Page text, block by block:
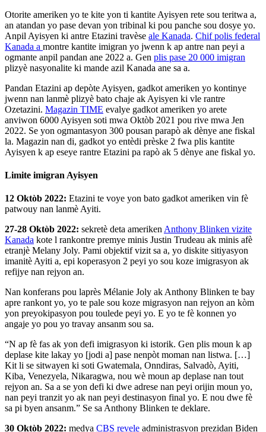
Otorite ameriken yo te kite yon ti kantite Ayisyen rete sou teritwa a,
an atandan yo pase devan yon tribinal ki pou panche sou dosye yo.
Anpil Ayisyen ki antre Etazini travèse ale Kanada. Chif polis federal
Kanada a montre kantite imigran yo jwenn k ap antre nan peyi a
ogmante anpil pandan ane 2022 a. Gen plis pase 20 000 imigran
plizyè nasyonalite ki mande azil Kanada ane sa a.
Pandan Etazini ap depòte Ayisyen, gadkot ameriken yo kontinye
jwenn nan lanmè plizyè bato chaje ak Ayisyen ki vle rantre
Ozetazini. Magazin TIME evalye gadkot ameriken yo arete
anviwon 6000 Ayisyen soti mwa Oktòb 2021 pou rive mwa Jen
2022. Se yon ogmantasyon 300 pousan parapò ak dènye ane fiskal
la. Magazin nan di, gadkot yo entèdi prèske 2 fwa plis kantite
Ayisyen k ap eseye rantre Etazini pa rapò ak 5 dènye ane fiskal yo.
Limite imigran Ayisyen
12 Oktòb 2022: Etazini te voye yon bato gadkot ameriken vin fè
patwouy nan lanmè Ayiti.
27-28 Oktòb 2022: sekretè deta ameriken Anthony Blinken vizite
Kanada kote l rankontre premye minis Justin Trudeau ak minis afè
etranjè Melany Joly. Pami objektif vizit sa a, yo diskite sitiyasyon
imanitè Ayiti a, epi koperasyon 2 peyi yo sou koze imigrasyon ak
refijye nan rejyon an.
Nan konferans pou laprès Mélanie Joly ak Anthony Blinken te bay
apre rankont yo, yo te pale sou koze migrasyon nan rejyon an kòm
yon preyokipasyon pou toulede peyi yo. E yo te fè konnen yo
angaje yo pou yo travay ansanm sou sa.
“N ap fè fas ak yon defi imigrasyon ki istorik. Gen plis moun k ap
deplase kite lakay yo [jodi a] pase nenpòt moman nan listwa. […]
Kit li se sitwayen ki soti Gwatemala, Onndiras, Salvadò, Ayiti,
Kiba, Venezyela, Nikaragwa, nou wè moun ap deplase nan tout
rejyon an. Sa a se yon defi ki dwe adrese nan peyi orijin moun yo,
nan peyi tranzit yo ak nan peyi destinasyon final yo. E nou dwe fè
sa pi byen ansanm.” Se sa Anthony Blinken te deklare.
30 Oktòb 2022: medya CBS revele administrasyon prezidan Biden